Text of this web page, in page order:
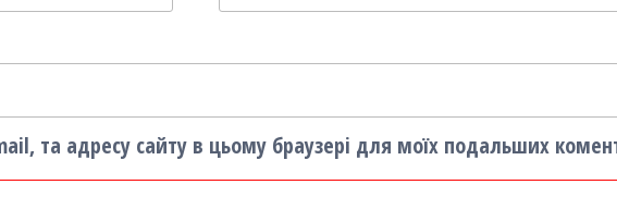
та адресу сайту в цьому браузері для моїх подальших